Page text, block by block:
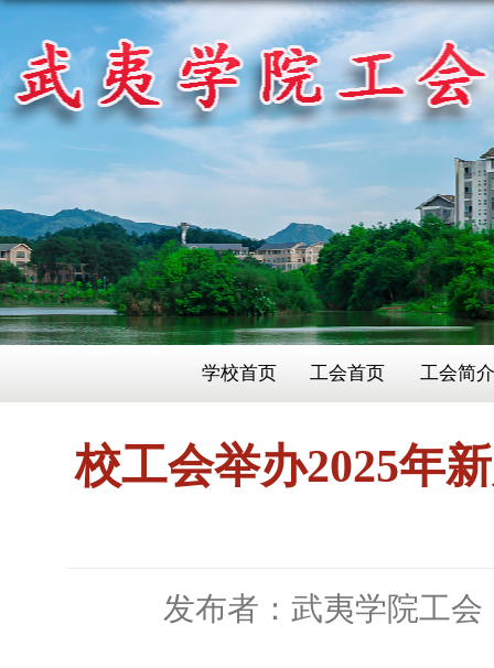
学校首页 工会首页 工会简介
校工会举办2025年
发布者：武夷学院工会